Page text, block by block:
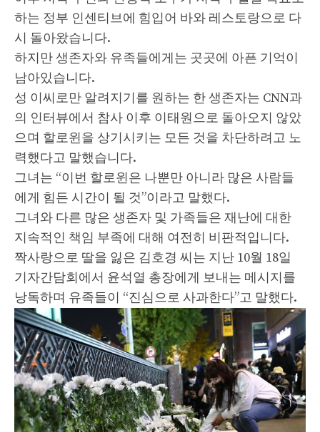
하는 정부 인센티브에 힘입어 바와 레스토랑으로 다
시 돌아왔습니다.
하지만 생존자와 유족들에게는 곳곳에 아픈 기억이
남아있습니다.
성 이씨로만 알려지기를 원하는 한 생존자는 CNN과
의 인터뷰에서 참사 이후 이태원으로 돌아오지 않았
으며 할로윈을 상기시키는 모든 것을 차단하려고 노
력했다고 말했습니다.
그녀는 “이번 할로윈은 나뿐만 아니라 많은 사람들
에게 힘든 시간이 될 것”이라고 말했다.
그녀와 다른 많은 생존자 및 가족들은 재난에 대한
지속적인 책임 부족에 대해 여전히 비판적입니다.
짝사랑으로 딸을 잃은 김호경 씨는 지난 10월 18일
기자간담회에서 윤석열 총장에게 보내는 메시지를
낭독하며 유족들이 “진심으로 사과한다”고 말했다.